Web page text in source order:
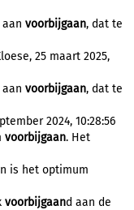
voorbijgaan, dat te
25 maart 2025,
voorbijgaan, dat te
2024, 10:28:56
voorbijgaan. Het
is het optimum
voorbijgaand aan de